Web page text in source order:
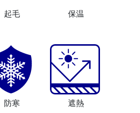
起毛 保温
防寒 遮熱